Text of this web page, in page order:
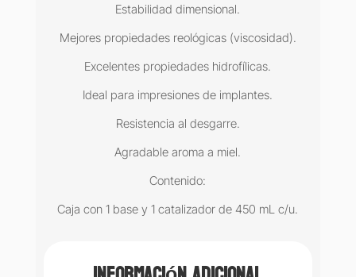
Estabilidad dimensional.
Mejores propiedades reológicas (viscosidad).
Excelentes propiedades hidrofílicas.
Ideal para impresiones de implantes.
Resistencia al desgarre.
Agradable aroma a miel.
Contenido:
Caja con 1 base y 1 catalizador de 450 mL c/u.